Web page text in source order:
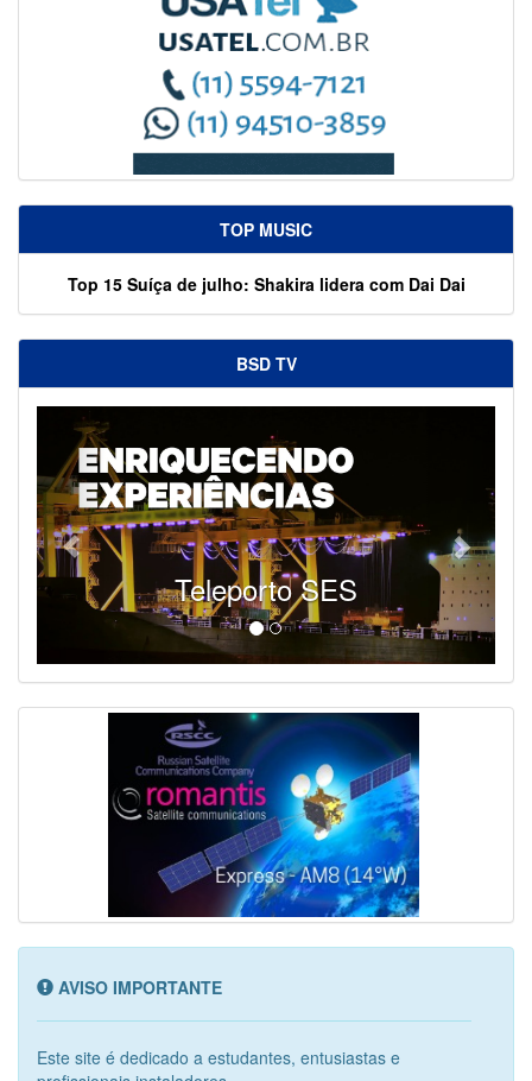
TOP MUSIC
Top 15 Suíça de julho: Shakira lidera com Dai Dai
BSD TV
Teleporto SES
AVISO IMPORTANTE
Este site é dedicado a estudantes, entusiastas e